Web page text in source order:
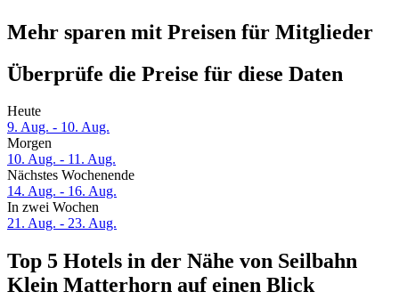
Mehr sparen mit Preisen für Mitglieder
Überprüfe die Preise für diese Daten
Heute
9. Aug. - 10. Aug.
Morgen
10. Aug. - 11. Aug.
Nächstes Wochenende
14. Aug. - 16. Aug.
In zwei Wochen
21. Aug. - 23. Aug.
Top 5 Hotels in der Nähe von Seilbahn
Klein Matterhorn auf einen Blick